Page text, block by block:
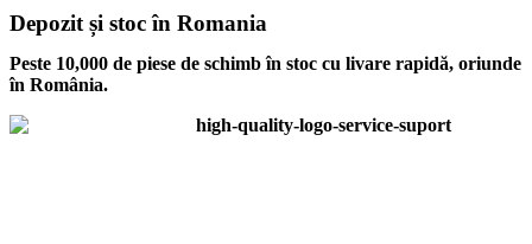
Depozit și stoc în Romania
Peste 10,000 de piese de schimb în stoc cu livare rapidă, oriunde
în România.